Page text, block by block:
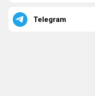
Telegram